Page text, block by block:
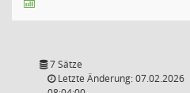
7 Sätze
Letzte Änderung: 07.02.2026